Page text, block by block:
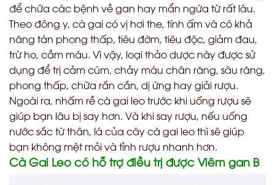
để chữa các bệnh về gan hay mẩn ngứa từ rất lâu.
Theo đông y, cà gai có vị hơi the, tính ấm và có khả
năng tán phong thấp, tiêu đờm, tiêu độc, giảm đau,
trừ ho, cầm máu. Vì vậy, loại thảo dược này được sử
dụng để trị cảm cúm, chảy máu chân răng, sâu răng,
phong thấp, chữa rắn cắn, dị ứng hay giải rượu.
Ngoài ra, nhấm rễ cà gai leo trước khi uống rượu sẽ
giúp bạn lâu bị say hơn. Và khi say rượu, nếu uống
nước sắc từ thân, lá của cây cà gai leo thì sẽ giúp
bạn không mệt mỏi và tỉnh rượu nhanh hơn.
Cà Gai Leo có hỗ trợ điều trị được Viêm gan B